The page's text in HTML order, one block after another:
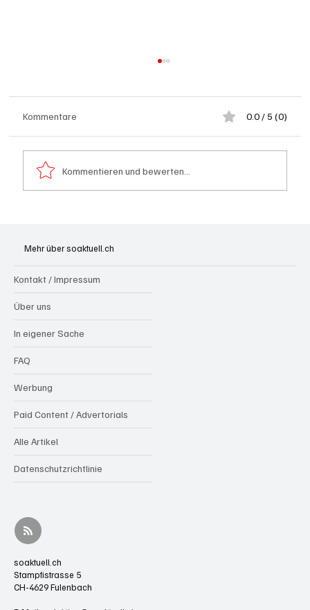
Schulanfang: Achtung Kinder
Kommentare 0.0 / 5 (0)
Kommentieren und bewerten...
Mehr über soaktuell.ch
Kontakt / Impressum
Über uns
In eigener Sache
FAQ
Werbung
Paid Content / Advertorials
Alle Artikel
Datenschutzrichtlinie
soaktuell.ch
Stampfistrasse 5
CH-4629 Fulenbach